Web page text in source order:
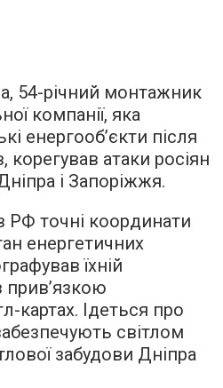
54-річний монтажник
компанії, яка
енергообʼєкти після
атаки росіян
і Запоріжжя.
РФ точні координати
енергетичних
їхній
прив’язкою
картах. Ідеться про
світлом
забудови Дніпра